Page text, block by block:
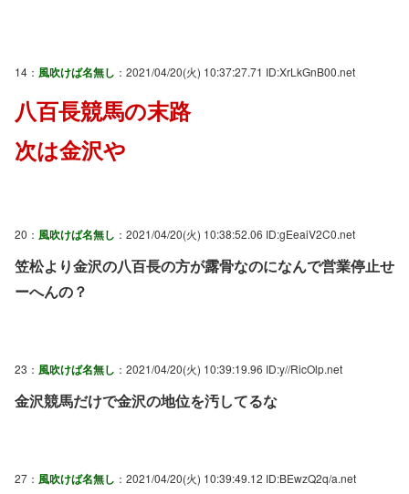
14： 風吹けば名無し ：2021/04/20(火) 10:37:27.71 ID:XrLkGnB00.net
八百長競馬の末路
次は金沢や
20： 風吹けば名無し ：2021/04/20(火) 10:38:52.06 ID:gEeaiV2C0.net
笠松より金沢の八百長の方が露骨なのになんで営業停止せ
ーへんの？
23： 風吹けば名無し ：2021/04/20(火) 10:39:19.96 ID:y//RicOlp.net
金沢競馬だけで金沢の地位を汚してるな
27： 風吹けば名無し ：2021/04/20(火) 10:39:49.12 ID:BEwzQ2q/a.net